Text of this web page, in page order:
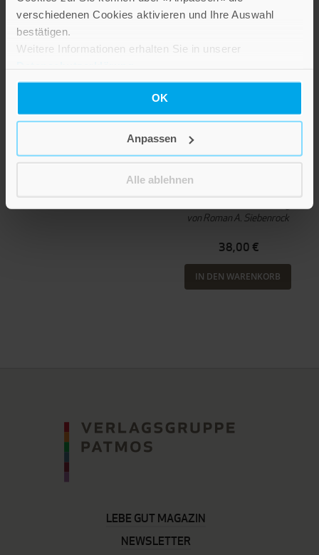
verschiedenen Cookies aktivieren und Ihre Auswahl
bestätigen.
Weitere Informationen erhalten Sie in unserer
OK
Anpassen
Alle ablehnen
Band 16
Roman A. Siebenrock
Leben als Ringen um
die Wahrheit
von Roman A. Siebenrock
38,00 €
IN DEN WARENKORB
LEBE GUT MAGAZIN
NEWSLETTER